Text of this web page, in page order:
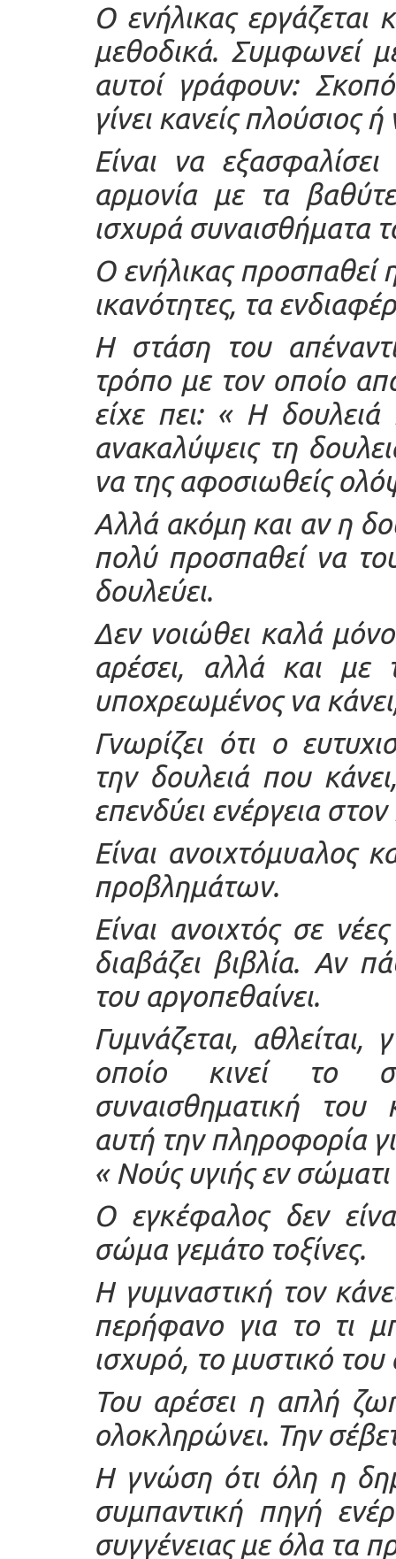
Ο ενήλικας εργάζεται
μεθοδικά. Συμφωνεί
αυτοί γράφουν:
γίνει κανείς πλούσιος
Είναι να
αρμονία με τα
ισχυρά συναισθήματα
Ο ενήλικας προσπαθεί
ικανότητες, τα
Η στάση του
τρόπο με τον οποίο
είχε πει: « Η δουλειά
ανακαλύψεις τη
να της αφοσιωθείς
Αλλά ακόμη και αν η
πολύ προσπαθεί να
δουλεύει.
Δεν νοιώθει καλά
αρέσει, αλλά και με
υποχρεωμένος να
Γνωρίζει ότι ο
την δουλειά που
επενδύει ενέργεια
Είναι ανοιχτόμυαλος
προβλημάτων.
Είναι ανοιχτός σε
διαβάζει βιβλία. Αν
του αργοπεθαίνει.
Γυμνάζεται,
οποίο κινεί το
συναισθηματική του
αυτή την πληροφορία
« Νούς υγιής εν σώματι
Ο εγκέφαλος δεν
σώμα γεμάτο τοξίνες.
Η γυμναστική τον
περήφανο για το τι
ισχυρό, το μυστικό του
Του αρέσει η απλή
ολοκληρώνει. Την
Η γνώση ότι όλη η
συμπαντική πηγή
συγγένειας με όλα τα